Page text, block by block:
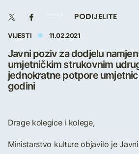
PODIJELITE
VIJESTI 11.02.2021
Javni poziv za dodjelu
umjetničkim strukovnim
jednokratne potpore
godini
Drage kolegice i kolege,
Ministarstvo kulture objavilo je